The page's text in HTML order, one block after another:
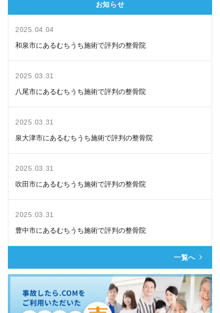
お知らせ
2025.04.04
和泉市にあるむちうち施術で評判の整骨院
2025.03.31
八尾市にあるむちうち施術で評判の整骨院
2025.03.31
泉大津市にあるむちうち施術で評判の整骨院
2025.03.31
吹田市にあるむちうち施術で評判の整骨院
2025.03.31
豊中市にあるむちうち施術で評判の整骨院
一覧へ